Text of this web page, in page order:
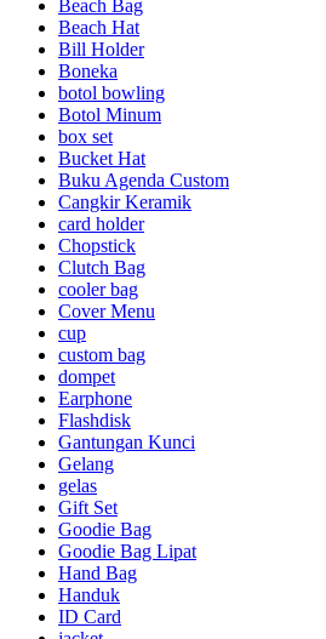
Beach Bag
Beach Hat
Bill Holder
Boneka
botol bowling
Botol Minum
box set
Bucket Hat
Buku Agenda Custom
Cangkir Keramik
card holder
Chopstick
Clutch Bag
cooler bag
Cover Menu
cup
custom bag
dompet
Earphone
Flashdisk
Gantungan Kunci
Gelang
gelas
Gift Set
Goodie Bag
Goodie Bag Lipat
Hand Bag
Handuk
ID Card